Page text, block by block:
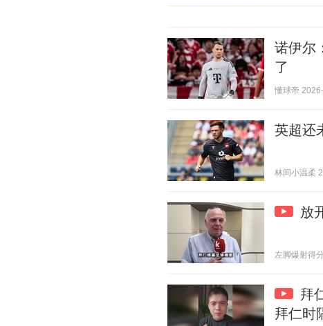
诺伊尔
了
懂球帝
英超还
林间小温柔
放
左脚爆射得
拜
拜仁时